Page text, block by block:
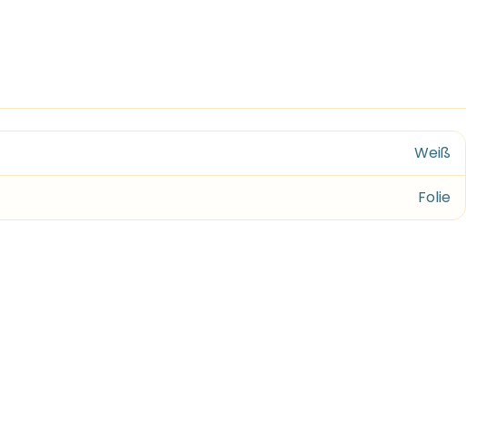
Weiß
Folie